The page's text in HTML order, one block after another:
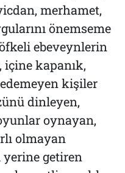
merhamet,
önemseme
ebeveynlerin
kapanık,
kişiler
dinleyen,
oynayan,
olmayan
getiren